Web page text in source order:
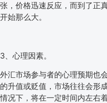
张，价格迅速反应，而到了正
开始那么大。
3、心理因素。
外汇市场参与者的心理预期也
的升值或贬值，市场往往会形
情况下，将在一定时间内左右